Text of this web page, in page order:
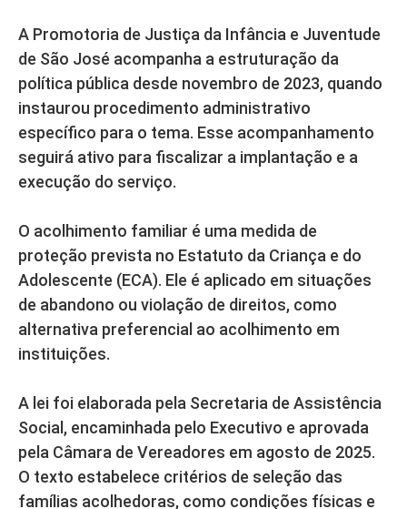
A Promotoria de Justiça da Infância e Juventude
de São José acompanha a estruturação da
política pública desde novembro de 2023, quando
instaurou procedimento administrativo
específico para o tema. Esse acompanhamento
seguirá ativo para fiscalizar a implantação e a
execução do serviço.
O acolhimento familiar é uma medida de
proteção prevista no Estatuto da Criança e do
Adolescente (ECA). Ele é aplicado em situações
de abandono ou violação de direitos, como
alternativa preferencial ao acolhimento em
instituições.
A lei foi elaborada pela Secretaria de Assistência
Social, encaminhada pelo Executivo e aprovada
pela Câmara de Vereadores em agosto de 2025.
O texto estabelece critérios de seleção das
famílias acolhedoras, como condições físicas e